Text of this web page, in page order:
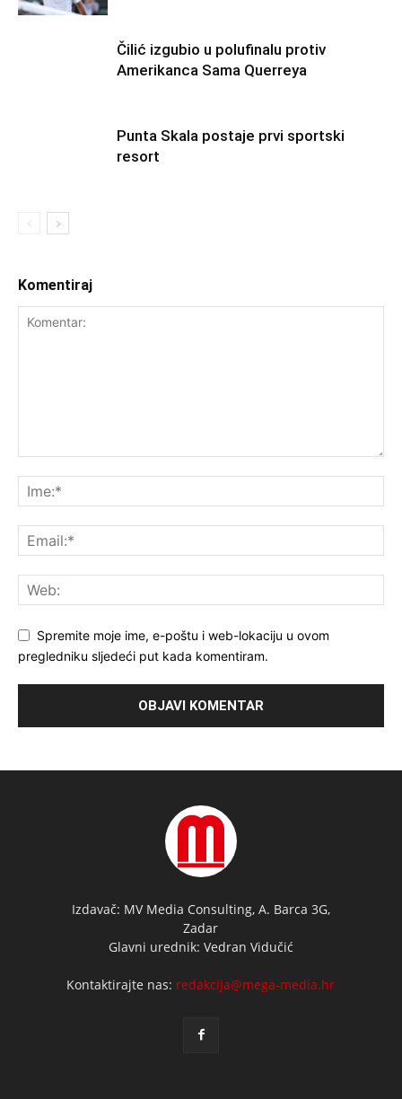
Čilić izgubio u polufinalu protiv
Amerikanca Sama Querreya
Punta Skala postaje prvi sportski
resort
Komentiraj
Spremite moje ime, e-poštu i web-lokaciju u ovom
pregledniku sljedeći put kada komentiram.
Izdavač: MV Media Consulting, A. Barca 3G,
Zadar
Glavni urednik: Vedran Vidučić
Kontaktirajte nas: redakcija@mega-media.hr